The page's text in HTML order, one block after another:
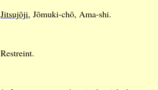
Jitsujōji, Jōmuki-chō, Ama-shi.
Restreint.